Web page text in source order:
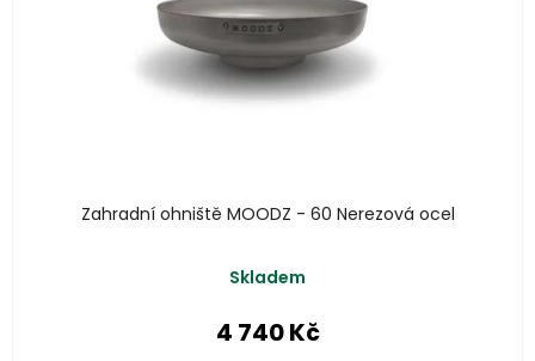
Zahradní ohniště MOODZ - 60 Nerezová ocel
Skladem
4 740 Kč